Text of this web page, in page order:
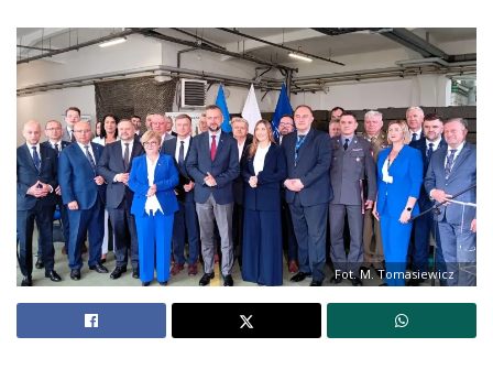
Fot. M. Tomasiewicz